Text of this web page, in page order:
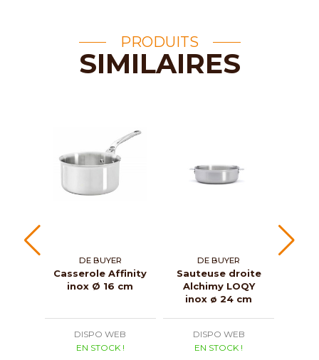
PRODUITS
SIMILAIRES
DE BUYER
Casserole Affinity
inox Ø 16 cm
DISPO WEB
EN STOCK !
DE BUYER
Sauteuse droite
Alchimy LOQY
inox ø 24 cm
DISPO WEB
EN STOCK !